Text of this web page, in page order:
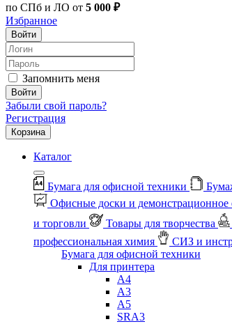
по СПб и ЛО от 5 000 ₽
Избранное
Войти
Запомнить меня
Войти
Забыли свой пароль?
Регистрация
Корзина
Каталог
Бумага для офисной техники
Офисные доски и демонстрационное
и торговли
Товары для творчества
профессиональная химия
СИЗ и
Бумага для офисной техники
Для принтера
А4
А3
А5
SRA3